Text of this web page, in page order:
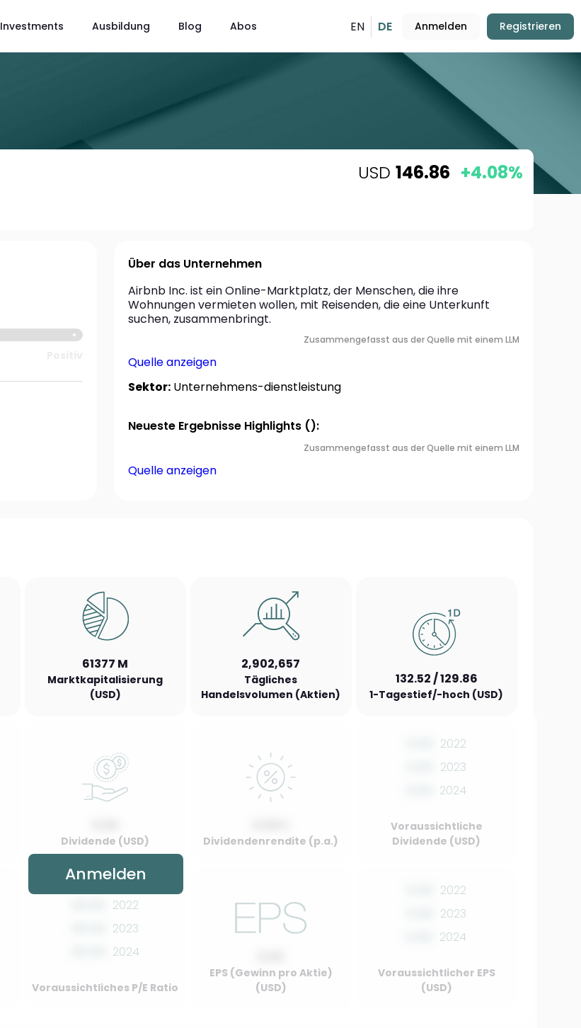
Investments Ausbildung Blog Abos EN DE Anmelden Registrieren
USD 146.86 +4.08%
Über das Unternehmen
Airbnb Inc. ist ein Online-Marktplatz, der Menschen, die ihre
Wohnungen vermieten wollen, mit Reisenden, die eine Unterkunft
suchen, zusammenbringt.
Zusammengefasst aus der Quelle mit einem LLM
Quelle anzeigen
Sektor: Unternehmens-dienstleistung
Neueste Ergebnisse Highlights ():
Zusammengefasst aus der Quelle mit einem LLM
Quelle anzeigen
61377 M
Marktkapitalisierung
(USD)
2,902,657
Tägliches
Handelsvolumen (Aktien)
132.52 / 129.86
1-Tagestief/-hoch (USD)
Dividende (USD) Dividendenrendite (p.a.)
2022
2023
2024
Voraussichtliche
Dividende (USD)
2022
2023
2024
Voraussichtliches P/E Ratio
EPS (Gewinn pro Aktie)
(USD)
2022
2023
2024
Voraussichtlicher EPS
(USD)
Anmelden